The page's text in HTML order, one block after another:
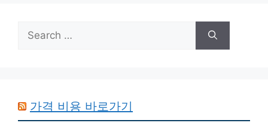
Search
for:
가격 비용 바로가기